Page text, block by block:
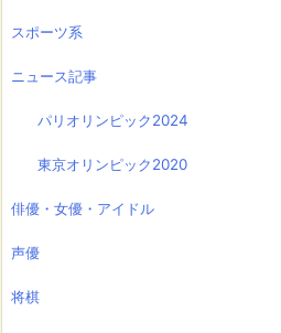
スポーツ系
ニュース記事
パリオリンピック2024
東京オリンピック2020
俳優・女優・アイドル
声優
将棋